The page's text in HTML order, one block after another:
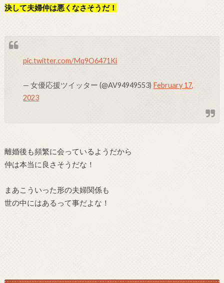
決して夫婦仲は悪くなさそうだ！
pic.twitter.com/Mq9O6471Ki
— 女優応援ツイッター (@AV94949553) February 17,
2023
離婚後も頻繁に会っているようだから
仲は本当に良さそうだな！
まあこういった形の夫婦関係も
世の中にはあるって事だよな！